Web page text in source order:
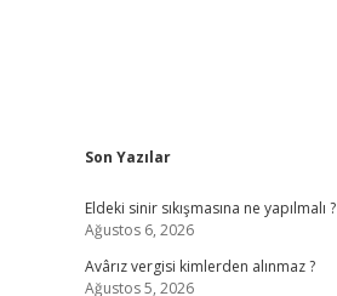
Sidebar
Son Yazılar
Eldeki sinir sıkışmasına ne yapılmalı ?
Ağustos 6, 2026
Avârız vergisi kimlerden alınmaz ?
Ağustos 5, 2026